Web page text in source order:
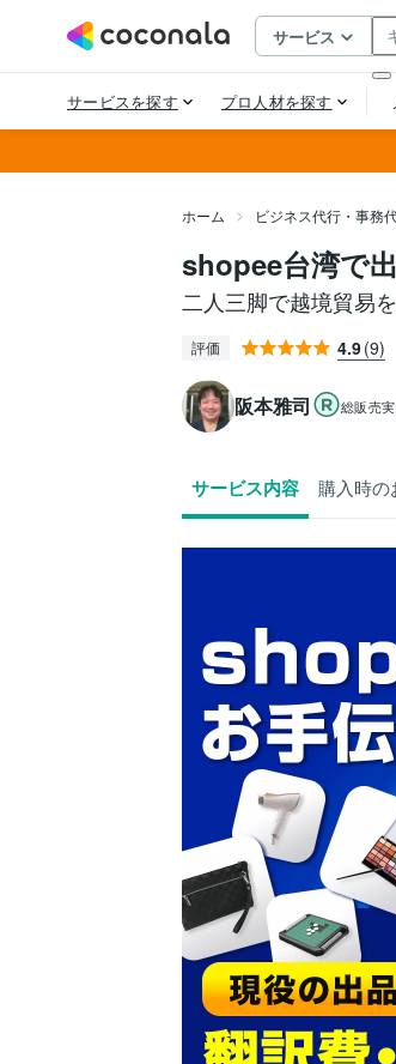
ホーム ビジネス代行・事務
shopee台湾で
二人三脚で越境貿易
評価 4.9(9)
阪本雅司 総販売実
サービス内容 購入時の